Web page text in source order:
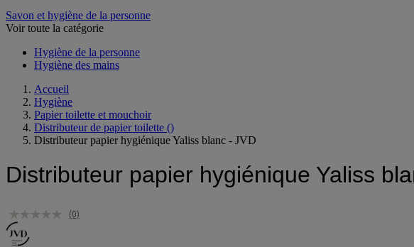
Savon et hygiène de la personne
Voir toute la catégorie
Hygiène de la personne
Hygiène des mains
Accueil
Hygiène
Papier toilette et mouchoir
Distributeur de papier toilette ()
Distributeur papier hygiénique Yaliss blanc - JVD
Distributeur papier hygiénique Yaliss
(0)